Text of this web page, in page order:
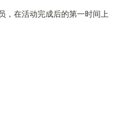
，在活动完成后的第一时间上